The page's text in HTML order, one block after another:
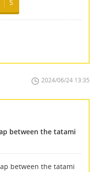
5
2024/06/24 13:35
between the tatami
between the tatami